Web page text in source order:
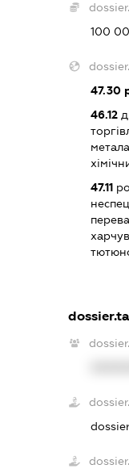
100
47.30
46.12
47.11